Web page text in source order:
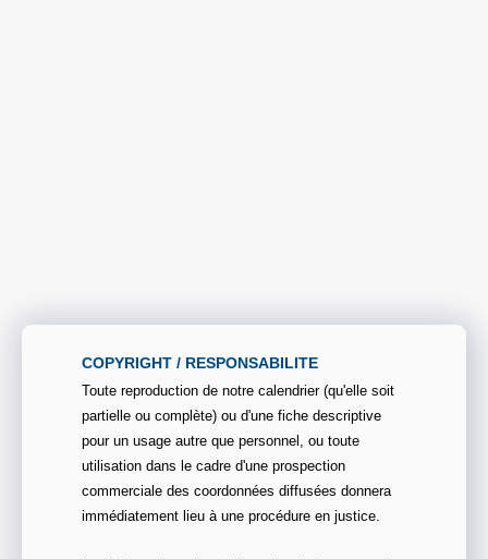
COPYRIGHT / RESPONSABILITE
Toute reproduction de notre calendrier (qu'elle soit
partielle ou complète) ou d'une fiche descriptive
pour un usage autre que personnel, ou toute
utilisation dans le cadre d'une prospection
commerciale des coordonnées diffusées donnera
immédiatement lieu à une procédure en justice.